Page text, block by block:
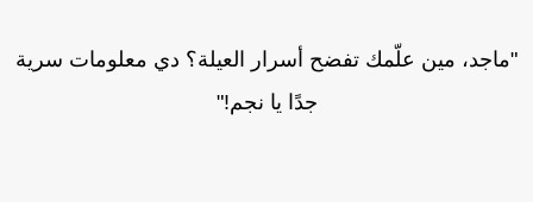
مين علّمك تفضح أسرار العيلة؟ دي معلومات سرية
جدًا يا نجم!"